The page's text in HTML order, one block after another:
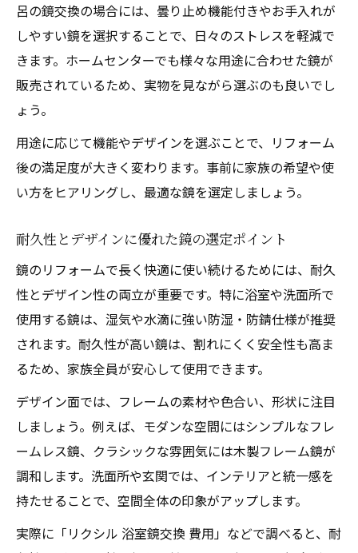
呂の鏡交換の場合には、曇り止め機能付きやお手入れが
しやすい鏡を選択することで、日々のストレスを軽減で
きます。ホームセンターでも様々な用途に合わせた鏡が
販売されているため、実物を見ながら選ぶのも良いでし
ょう。
用途に応じて機能やデザインを選ぶことで、リフォーム
後の満足度が大きく変わります。事前に家族の希望や使
い方をヒアリングし、最適な鏡を選定しましょう。
耐久性とデザインに優れた鏡の選定ポイント
鏡のリフォームで長く快適に使い続けるためには、耐久
性とデザイン性の両立が重要です。特に浴室や洗面所で
使用する鏡は、湿気や水滴に強い防湿・防錆仕様が推奨
されます。耐久性が高い鏡は、割れにくく安全性も高ま
るため、家族全員が安心して使用できます。
デザイン面では、フレームの素材や色合い、形状に注目
しましょう。例えば、モダンな空間にはシンプルなフレ
ームレス鏡、クラシックな雰囲気には木製フレーム鏡が
調和します。洗面所や玄関では、インテリアと統一感を
持たせることで、空間全体の印象がアップします。
実際に「リクシル 浴室鏡交換 費用」などで調べると、耐